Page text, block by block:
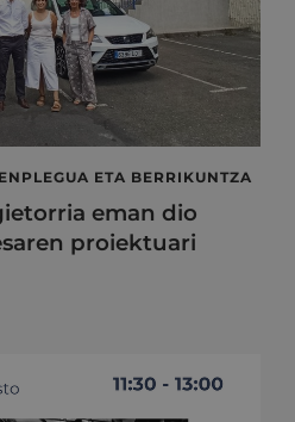
ETA BERRIKUNTZA
eman dio
proiektuari